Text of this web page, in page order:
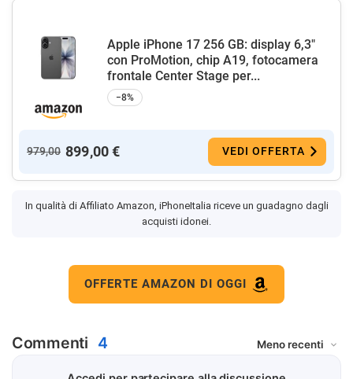
Apple iPhone 17 256 GB: display 6,3"
con ProMotion, chip A19, fotocamera
frontale Center Stage per...
−8%
979,00 899,00 € VEDI OFFERTA
In qualità di Affiliato Amazon, iPhoneItalia riceve un guadagno dagli
acquisti idonei.
OFFERTE AMAZON DI OGGI
Commenti 4